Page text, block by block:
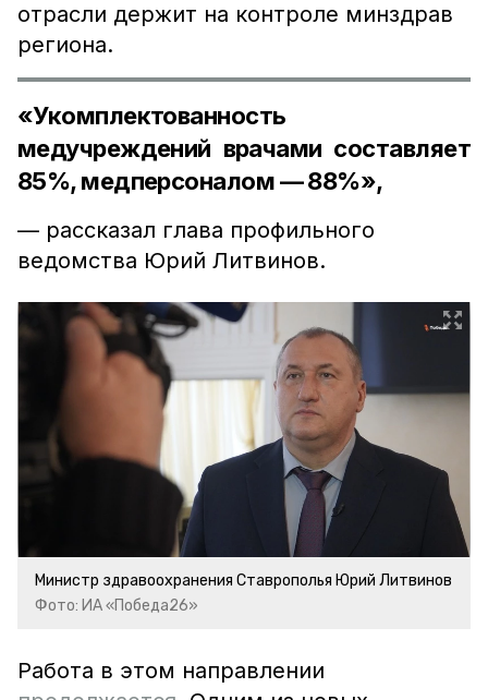
отрасли держит на контроле минздрав
региона.
«Укомплектованность
медучреждений врачами составляет
85%, медперсоналом — 88%»,
— рассказал глава профильного
ведомства Юрий Литвинов.
Министр здравоохранения Ставрополья Юрий Литвинов
Фото: ИА «Победа26»
Работа в этом направлении